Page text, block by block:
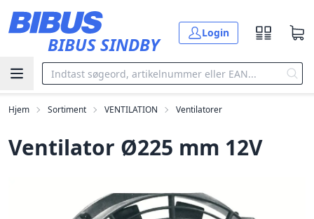
BIBUS SINDBY
Login
Hjem Sortiment VENTILATION Ventilatorer
Ventilator Ø225 mm 12V